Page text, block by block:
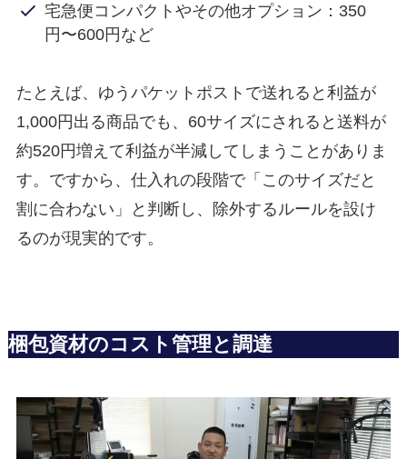
宅急便コンパクトやその他オプション：350
円〜600円など
たとえば、ゆうパケットポストで送れると利益が
1,000円出る商品でも、60サイズにされると送料が
約520円増えて利益が半減してしまうことがありま
す。ですから、仕入れの段階で「このサイズだと
割に合わない」と判断し、除外するルールを設け
るのが現実的です。
梱包資材のコスト管理と調達